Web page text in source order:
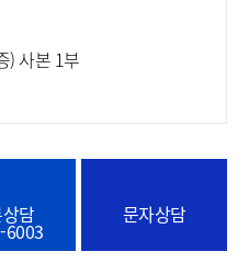
) 사본 1부
담
6003
문자상담